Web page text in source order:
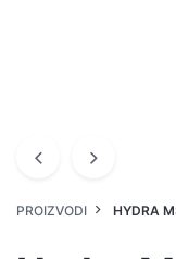
PROIZVODI HYDRA